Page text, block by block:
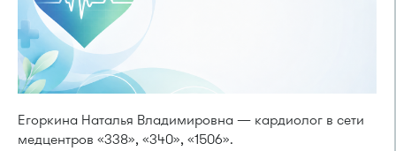
Егоркина Наталья Владимировна — кардиолог в сети
медцентров «338», «340», «1506».